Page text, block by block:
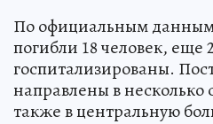
По официальным
погибли 18 человек, еще
госпитализированы.
направлены в
также в центральную